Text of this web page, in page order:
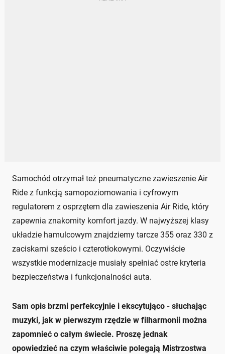
Samochód otrzymał też pneumatyczne zawieszenie Air
Ride z funkcją samopoziomowania i cyfrowym
regulatorem z osprzętem dla zawieszenia Air Ride, który
zapewnia znakomity komfort jazdy. W najwyższej klasy
układzie hamulcowym znajdziemy tarcze 355 oraz 330 z
zaciskami sześcio i czterotłokowymi. Oczywiście
wszystkie modernizacje musiały spełniać ostre kryteria
bezpieczeństwa i funkcjonalności auta.
Sam opis brzmi perfekcyjnie i ekscytująco - słuchając
muzyki, jak w pierwszym rzędzie w filharmonii można
zapomnieć o całym świecie. Proszę jednak
opowiedzieć na czym właściwie polegają Mistrzostwa